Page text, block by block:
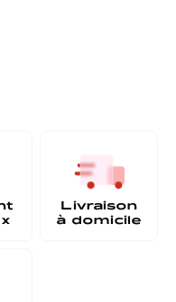
Livraison
à domicile